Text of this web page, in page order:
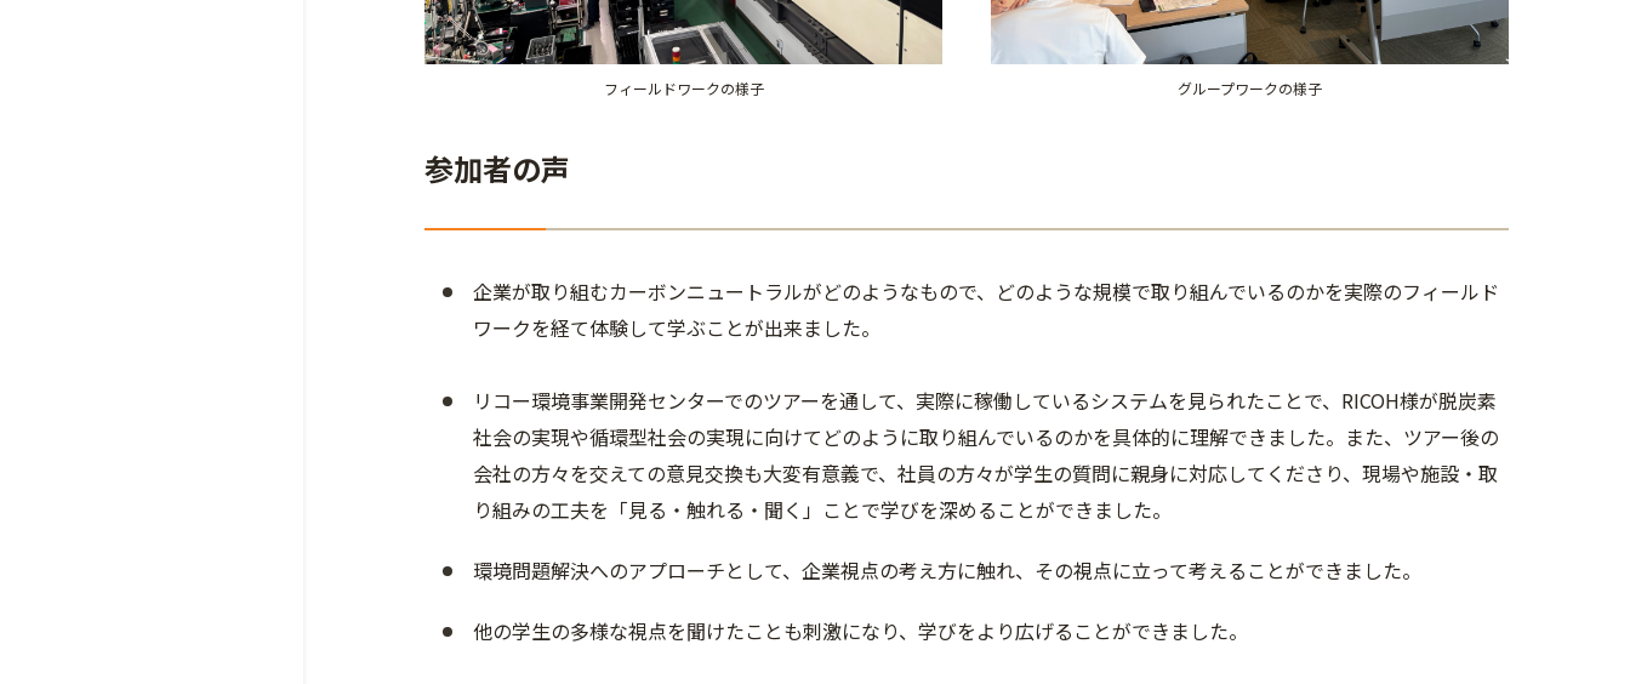
フィールドワークの様子 グループワークの様子
参加者の声
企業が取り組むカーボンニュートラルがどのようなもので、どのような規模で取り組んでいるのかを実際のフィールド
ワークを経て体験して学ぶことが出来ました。
リコー環境事業開発センターでのツアーを通して、実際に稼働しているシステムを見られたことで、RICOH様が脱炭素
社会の実現や循環型社会の実現に向けてどのように取り組んでいるのかを具体的に理解できました。また、ツアー後の
会社の方々を交えての意見交換も大変有意義で、社員の方々が学生の質問に親身に対応してくださり、現場や施設・取
り組みの工夫を「見る・触れる・聞く」ことで学びを深めることができました。
環境問題解決へのアプローチとして、企業視点の考え方に触れ、その視点に立って考えることができました。
他の学生の多様な視点を聞けたことも刺激になり、学びをより広げることができました。